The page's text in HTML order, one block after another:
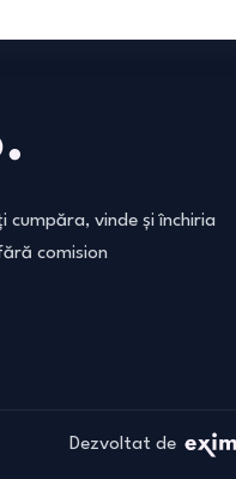
cumpăra, vinde și închiria
comision
Dezvoltat de